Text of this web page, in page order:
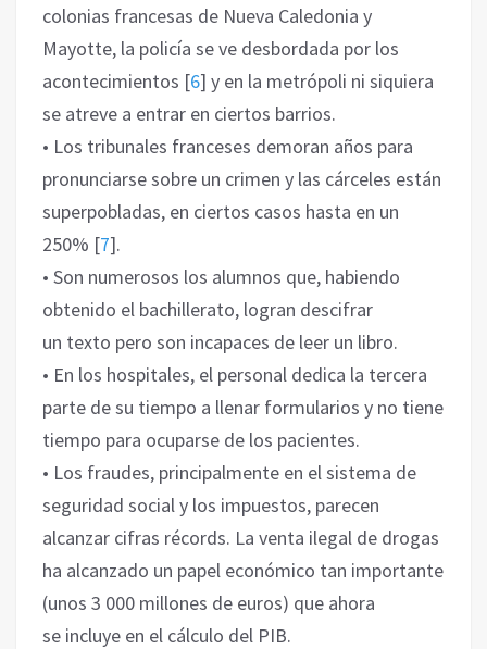
colonias francesas de Nueva Caledonia y
Mayotte, la policía se ve desbordada por los
acontecimientos [6] y en la metrópoli ni siquiera
se atreve a entrar en ciertos barrios.
• Los tribunales franceses demoran años para
pronunciarse sobre un crimen y las cárceles están
superpobladas, en ciertos casos hasta en un
250% [7].
• Son numerosos los alumnos que, habiendo
obtenido el bachillerato, logran descifrar
un texto pero son incapaces de leer un libro.
• En los hospitales, el personal dedica la tercera
parte de su tiempo a llenar formularios y no tiene
tiempo para ocuparse de los pacientes.
• Los fraudes, principalmente en el sistema de
seguridad social y los impuestos, parecen
alcanzar cifras récords. La venta ilegal de drogas
ha alcanzado un papel económico tan importante
(unos 3 000 millones de euros) que ahora
se incluye en el cálculo del PIB.